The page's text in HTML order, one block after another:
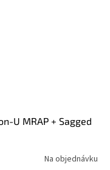
U MRAP + Sagged
Na objednávku